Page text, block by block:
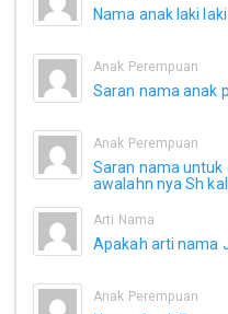
Nama anak laki
Anak Perempuan
Saran nama anak
Anak Perempuan
Saran nama untuk
awalahn nya Sh
Arti Nama
Apakah arti nama
Anak Perempuan